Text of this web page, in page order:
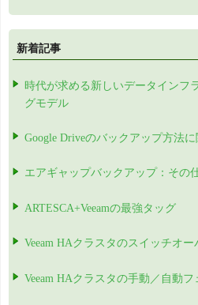
新着記事
時代が求める新しいデータインフ
グモデル
Google Driveのバックアップ方法
エアギャップバックアップ：その
ARTESCA+Veeamの最強タッグ
Veeam HAクラスタのスイッチオー
Veeam HAクラスタの手動／自動フ